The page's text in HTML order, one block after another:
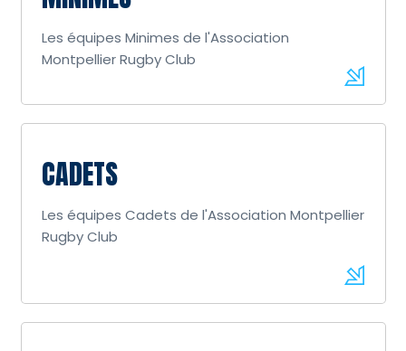
Les équipes Minimes de l'Association
Montpellier Rugby Club
CADETS
Les équipes Cadets de l'Association Montpellier
Rugby Club